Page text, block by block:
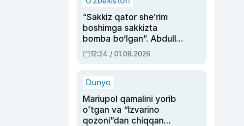
“Sakkiz qator she’rim
boshimga sakkizta
bomba bo‘lgan”. Abdulla
Oripovni siyosiy
ayblovlardan asrab
12:24 / 01.08.2026
Dunyo
Mariupol qamalini yorib
oʻtgan va “Izvarino
qozoni”dan chiqqan